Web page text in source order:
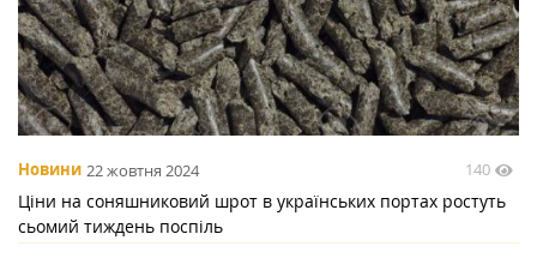
Новини 22 жовтня 2024 140
Ціни на соняшниковий шрот в українських портах ростуть
сьомий тиждень поспіль